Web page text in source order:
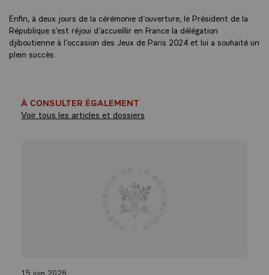
Enfin, à deux jours de la cérémonie d’ouverture, le Président de la
République s’est réjoui d’accueillir en France la délégation
djiboutienne à l’occasion des Jeux de Paris 2024 et lui a souhaité un
plein succès.
À CONSULTER ÉGALEMENT
Voir tous les articles et dossiers
15 juin 2026